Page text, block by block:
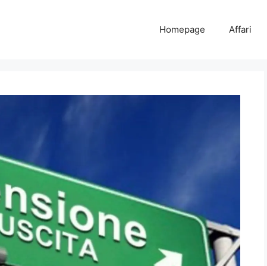
Homepage Affari